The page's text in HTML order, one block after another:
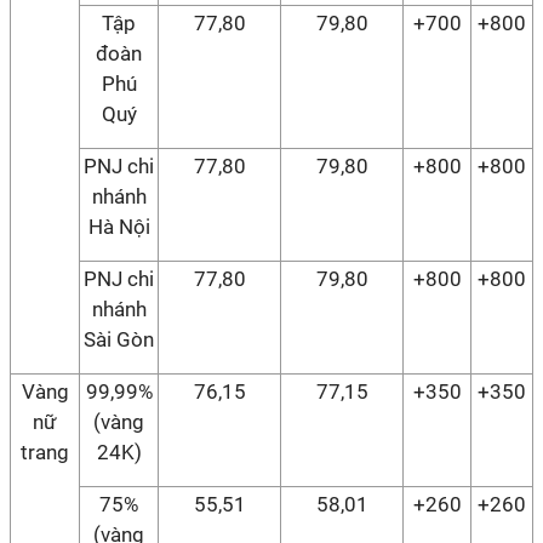
Tập
đoàn
Phú
Quý
77,80 79,80 +700 +800
PNJ chi
nhánh
Hà Nội
77,80 79,80 +800 +800
PNJ chi
nhánh
Sài Gòn
77,80 79,80 +800 +800
Vàng
nữ
trang
99,99%
(vàng
24K)
76,15 77,15 +350 +350
75%
(vàng
55,51 58,01 +260 +260